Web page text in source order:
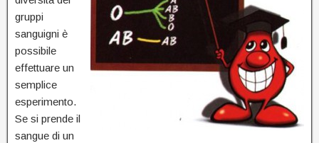
gruppi
sanguigni è
possibile
effettuare un
semplice
esperimento.
Se si prende il
sangue di un